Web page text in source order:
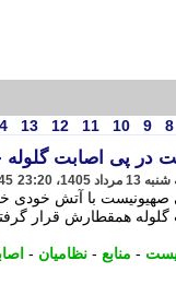
8
9
10
11
12
13
در پی اصابت
با آتش خودی
همقطارش قرار
- منابع - نظامیان -